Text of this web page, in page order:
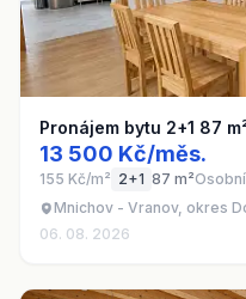
Pronájem bytu 2+1 87
13 500 Kč/měs.
155 Kč/m² 2+1 87 m²Osobní
Mnichov - Vranov, okres
06. 08. 2026